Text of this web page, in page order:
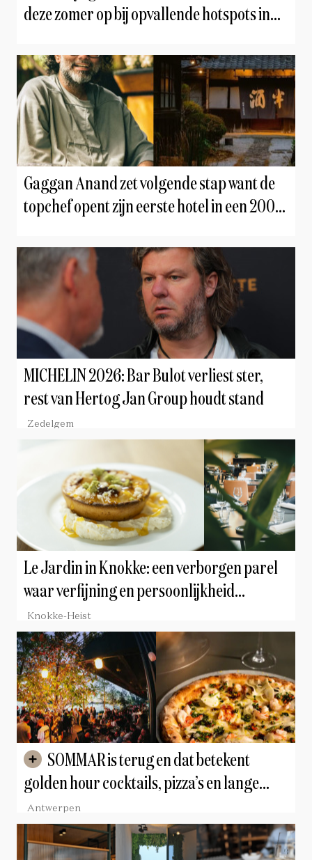
deze zomer op bij opvallende hotspots in
Gaggan Anand zet volgende stap want de
topchef opent zijn eerste hotel in een 200
MICHELIN 2026: Bar Bulot verliest ster,
rest van Hertog Jan Group houdt stand
Zedelgem
Le Jardin in Knokke: een verborgen parel
waar verfijning en persoonlijkheid
samenkomen
Knokke-Heist
golden hour cocktails, pizza’s en lange
avonden aan de Schelde
Antwerpen